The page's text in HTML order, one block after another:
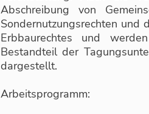
Abschreibung von
Sondernutzungsrechten und
Erbbaurechtes und
Bestandteil der
dargestellt.
Arbeitsprogramm: